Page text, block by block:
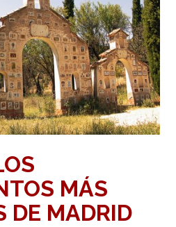
MÁS
DE MADRID